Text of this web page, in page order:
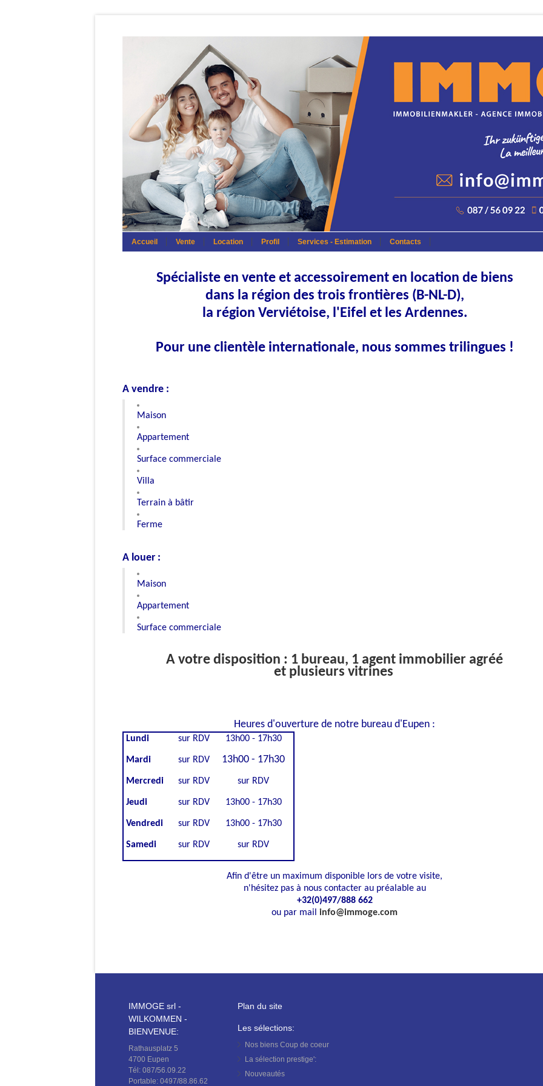
Accueil Vente Location Profil Services - Estimation Contacts
Spécialiste en vente et accessoirement en location de biens
dans la région des trois frontières (B-NL-D),
la région Verviétoise, l'Eifel et les Ardennes.
Pour une clientèle internationale, nous sommes trilingues !
A vendre :
Maison
Appartement
Surface commerciale
Villa
Terrain à bâtir
Ferme
A louer :
Maison
Appartement
Surface commerciale
A votre disposition : 1 bureau, 1 agent immobilier agréé
et plusieurs vitrines
Heures d'ouverture de notre bureau d'Eupen :
Lundi sur RDV 13h00 - 17h30
Mardi sur RDV 13h00 - 17h30
Mercredi sur RDV sur RDV
Jeudi sur RDV 13h00 - 17h30
Vendredi sur RDV 13h00 - 17h30
Samedi sur RDV sur RDV
Afin d'être un maximum disponible lors de votre visite,
n'hésitez pas à nous contacter au préalable au
+32(0)497/888 662
ou par mail info@immoge.com
IMMOGE srl -
WILKOMMEN -
BIENVENUE:
Rathausplatz 5
4700 Eupen
Tél: 087/56.09.22
Portable: 0497/88.86.62
Plan du site
Les sélections:
Nos biens Coup de coeur
La sélection prestige':
Nouveautés